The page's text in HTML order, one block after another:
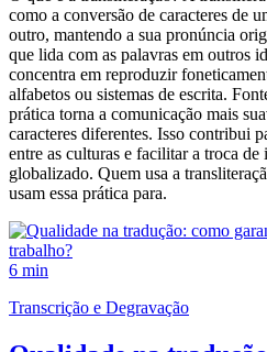
como a conversão de caracteres de
outro, mantendo a sua pronúncia
que lida com as palavras em outros
concentra em reproduzir
alfabetos ou sistemas de escrita.
prática torna a comunicação mais
caracteres diferentes. Isso contribui
entre as culturas e facilitar a troca
globalizado. Quem usa a
usam essa prática para.
6 min
Transcrição e Degravação